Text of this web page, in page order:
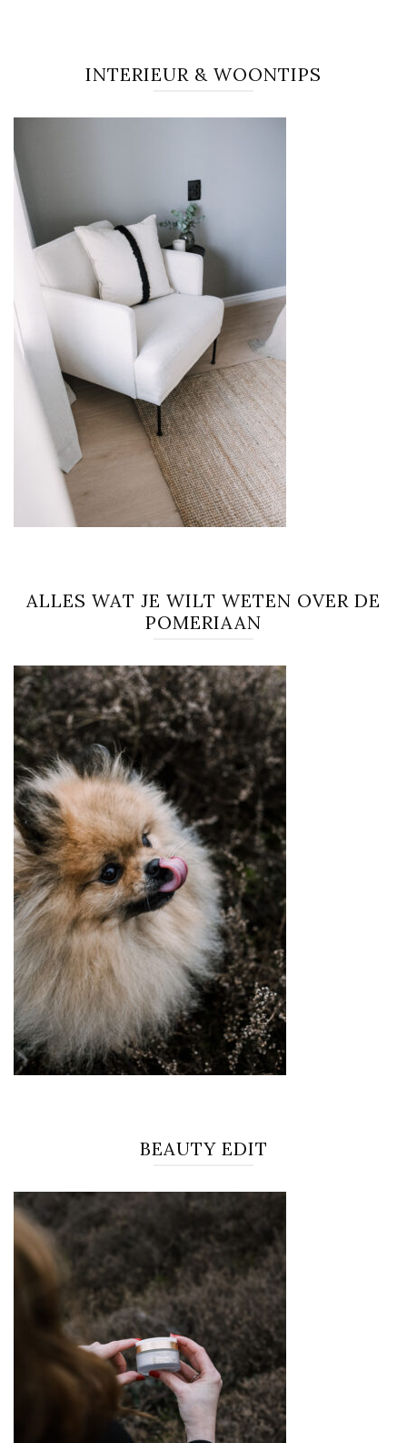
INTERIEUR & WOONTIPS
ALLES WAT JE WILT WETEN OVER DE
POMERIAAN
BEAUTY EDIT